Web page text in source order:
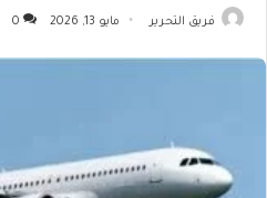
فريق التحرير مايو 13, 2026 0